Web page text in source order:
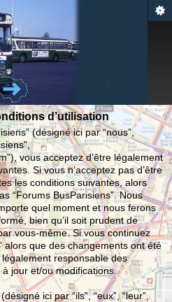
d’utilisation
(désigné ici par “nous”,
vous acceptez d’être légalement
Si vous n’acceptez pas d’être
les conditions suivantes, alors
“Forums BusParisiens”. Nous
quel moment et nous ferons
bien qu’il soit prudent de
vous-même. Si vous continuez
alors que des changements ont été
responsable des
jour et/ou modifications.
ici par “ils”, “eux”, “leur”,